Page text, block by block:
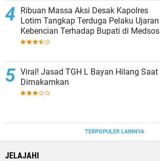
Ribuan Massa Aksi Desak Kapolres
Lotim Tangkap Terduga Pelaku Ujaran
Kebencian Terhadap Bupati di Medsos
Viral! Jasad TGH L Bayan Hilang Saat
Dimakamkan
TERPOPULER LAINNYA
JELAJAHI